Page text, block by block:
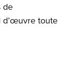
de
d’œuvre toute